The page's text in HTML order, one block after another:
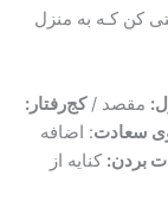
کن کـه به منزل
مقصد /کج‌رفتار:
سعادت: اضافه
بردن: کنایه از